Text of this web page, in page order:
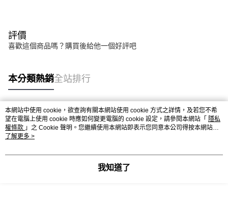
評價
喜歡這個商品嗎？購買後給他一個好評吧
本分類熱銷全站排行
熱門標籤
本網站中使用 cookie，欲查詢有關本網站使用 cookie 方式之詳情，及若您不希
望在電腦上使用 cookie 時應如何變更電腦的 cookie 設定，請參閱本網站「 隱私
權條款 」之 Cookie 聲明。您繼續使用本網站即表示您同意本公司得按本網站使
用條款之 Cookie 聲明使用 cookie。
了解更多 >
我知道了